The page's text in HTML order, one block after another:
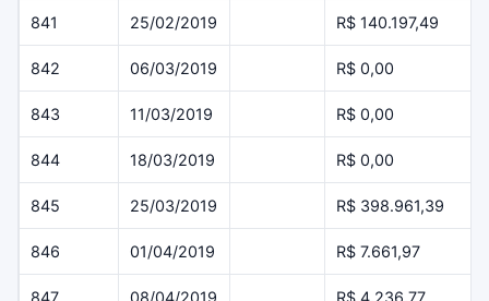
841 25/02/2019 R$ 140.197,49
842 06/03/2019 R$ 0,00
843 11/03/2019 R$ 0,00
844 18/03/2019 R$ 0,00
845 25/03/2019 R$ 398.961,39
846 01/04/2019 R$ 7.661,97
847 08/04/2019 R$ 4.236,77